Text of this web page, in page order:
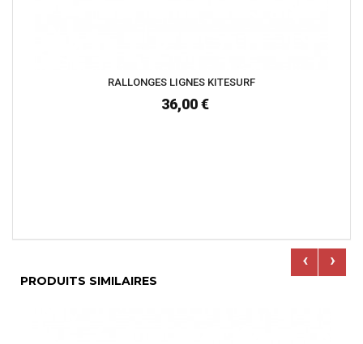
RALLONGES LIGNES KITESURF
36,00 €
PRODUITS SIMILAIRES
‹ ›